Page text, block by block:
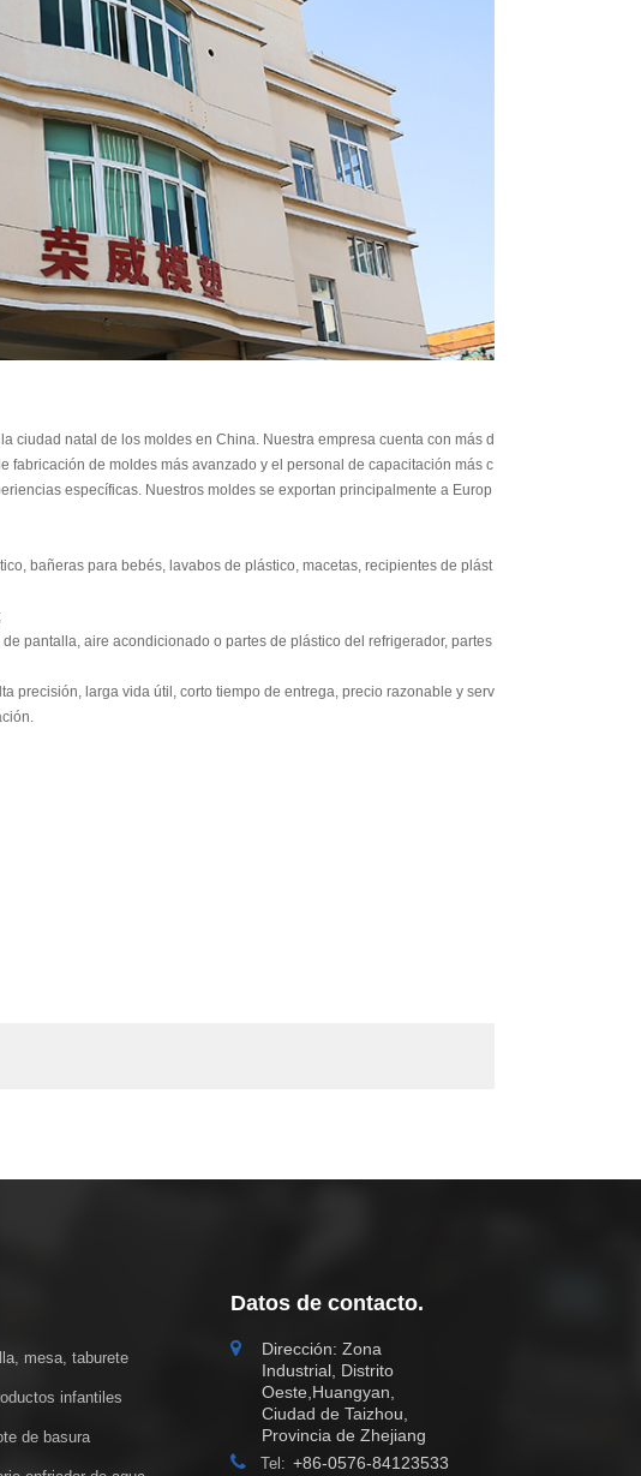
ciudad natal de los moldes en China. Nuestra empresa cuenta con más d
de moldes más avanzado y el personal de capacitación más c
específicas. Nuestros moldes se exportan principalmente a Europ
bañeras para bebés, lavabos de plástico, macetas, recipientes de plást
pantalla, aire acondicionado o partes de plástico del refrigerador, partes
larga vida útil, corto tiempo de entrega, precio razonable y serv
mesa, taburete
infantiles
de basura
Datos de contacto.
Dirección: Zona
Industrial, Distrito
Oeste,Huangyan,
Ciudad de Taizhou,
Provincia de Zhejiang
Tel: +86-0576-84123533